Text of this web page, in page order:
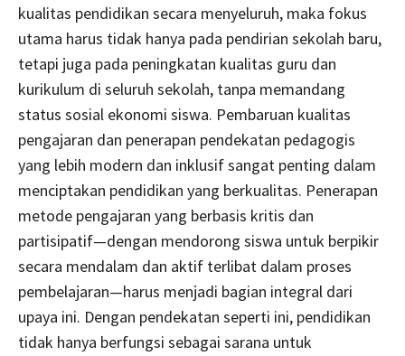
kualitas pendidikan secara menyeluruh, maka fokus
utama harus tidak hanya pada pendirian sekolah baru,
tetapi juga pada peningkatan kualitas guru dan
kurikulum di seluruh sekolah, tanpa memandang
status sosial ekonomi siswa. Pembaruan kualitas
pengajaran dan penerapan pendekatan pedagogis
yang lebih modern dan inklusif sangat penting dalam
menciptakan pendidikan yang berkualitas. Penerapan
metode pengajaran yang berbasis kritis dan
partisipatif—dengan mendorong siswa untuk berpikir
secara mendalam dan aktif terlibat dalam proses
pembelajaran—harus menjadi bagian integral dari
upaya ini. Dengan pendekatan seperti ini, pendidikan
tidak hanya berfungsi sebagai sarana untuk